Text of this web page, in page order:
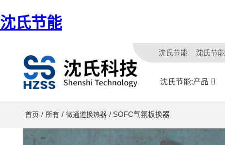
沈氏节能
沈氏节能 沈氏节能
沈氏节能:产品
首页 / 所有 / 微通道换热器 / SOFC气氛板换器